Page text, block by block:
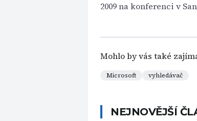
2009 na konferenci v
Mohlo by vás také
Microsoft vyhledávač
NEJNOVĚJŠÍ